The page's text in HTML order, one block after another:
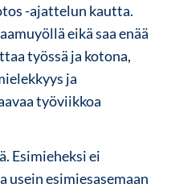
-ajattelun kautta.
eikä saa enää
työssä ja kotona,
ja
työviikkoa
Esimieheksi ei
esimiesasemaan